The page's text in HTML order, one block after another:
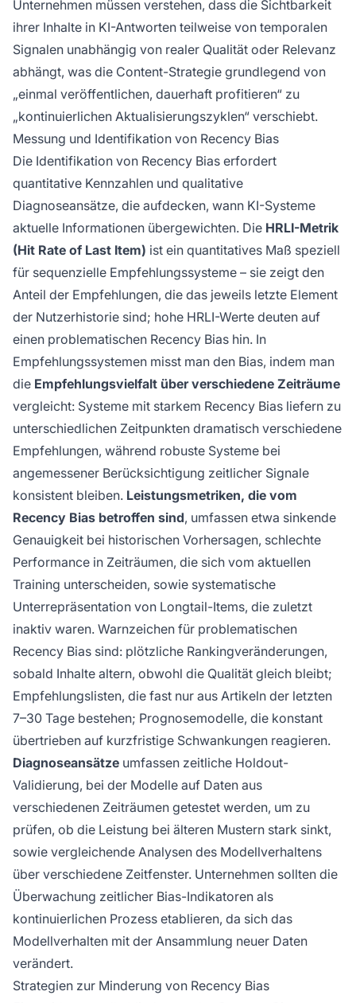
Unternehmen müssen verstehen, dass die Sichtbarkeit
ihrer Inhalte in KI-Antworten teilweise von temporalen
Signalen unabhängig von realer Qualität oder Relevanz
abhängt, was die Content-Strategie grundlegend von
„einmal veröffentlichen, dauerhaft profitieren“ zu
„kontinuierlichen Aktualisierungszyklen“ verschiebt.
Messung und Identifikation von Recency Bias
Die Identifikation von Recency Bias erfordert
quantitative Kennzahlen und qualitative
Diagnoseansätze, die aufdecken, wann KI-Systeme
aktuelle Informationen übergewichten. Die HRLI-Metrik
(Hit Rate of Last Item) ist ein quantitatives Maß speziell
für sequenzielle Empfehlungssysteme – sie zeigt den
Anteil der Empfehlungen, die das jeweils letzte Element
der Nutzerhistorie sind; hohe HRLI-Werte deuten auf
einen problematischen Recency Bias hin. In
Empfehlungssystemen misst man den Bias, indem man
die Empfehlungsvielfalt über verschiedene Zeiträume
vergleicht: Systeme mit starkem Recency Bias liefern zu
unterschiedlichen Zeitpunkten dramatisch verschiedene
Empfehlungen, während robuste Systeme bei
angemessener Berücksichtigung zeitlicher Signale
konsistent bleiben. Leistungsmetriken, die vom
Recency Bias betroffen sind, umfassen etwa sinkende
Genauigkeit bei historischen Vorhersagen, schlechte
Performance in Zeiträumen, die sich vom aktuellen
Training unterscheiden, sowie systematische
Unterrepräsentation von Longtail-Items, die zuletzt
inaktiv waren. Warnzeichen für problematischen
Recency Bias sind: plötzliche Rankingveränderungen,
sobald Inhalte altern, obwohl die Qualität gleich bleibt;
Empfehlungslisten, die fast nur aus Artikeln der letzten
7–30 Tage bestehen; Prognosemodelle, die konstant
übertrieben auf kurzfristige Schwankungen reagieren.
Diagnoseansätze umfassen zeitliche Holdout-
Validierung, bei der Modelle auf Daten aus
verschiedenen Zeiträumen getestet werden, um zu
prüfen, ob die Leistung bei älteren Mustern stark sinkt,
sowie vergleichende Analysen des Modellverhaltens
über verschiedene Zeitfenster. Unternehmen sollten die
Überwachung zeitlicher Bias-Indikatoren als
kontinuierlichen Prozess etablieren, da sich das
Modellverhalten mit der Ansammlung neuer Daten
verändert.
Strategien zur Minderung von Recency Bias